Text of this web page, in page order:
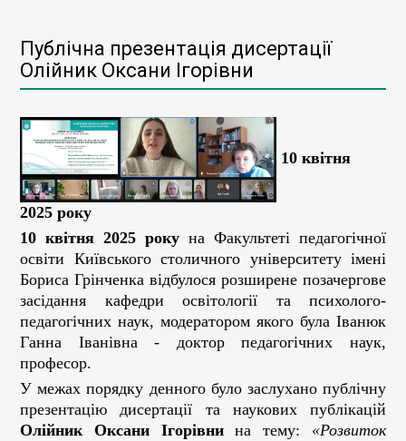
Публічна презентація дисертації
Олійник Оксани Ігорівни
10 квітня
2025 року
10 квітня 2025 року на Факультеті педагогічної
освіти Київського столичного університету імені
Бориса Грінченка відбулося розширене позачергове
засідання кафедри освітології та психолого-
педагогічних наук, модератором якого була Іванюк
Ганна Іванівна - доктор педагогічних наук,
професор.
У межах порядку денного було заслухано публічну
презентацію дисертації та наукових публікацій
Олійник Оксани Ігорівнина тему: «Розвиток